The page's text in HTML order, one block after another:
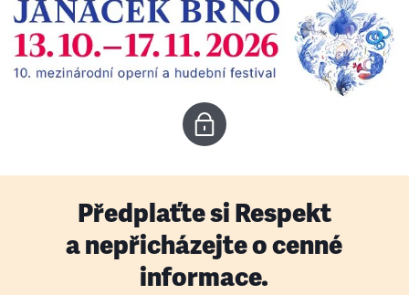
Předplaťte si Respekt
a nepřicházejte o cenné
informace.